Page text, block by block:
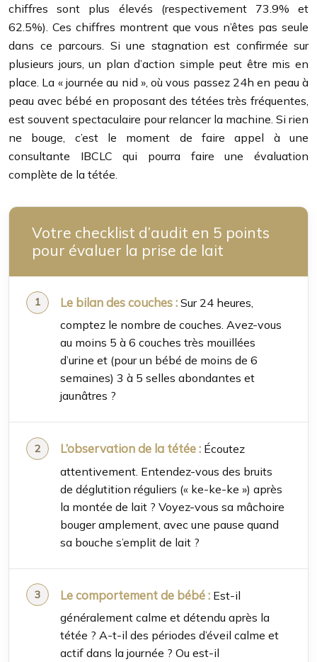
chiffres sont plus élevés (respectivement 73.9% et
62.5%). Ces chiffres montrent que vous n’êtes pas seule
dans ce parcours. Si une stagnation est confirmée sur
plusieurs jours, un plan d’action simple peut être mis en
place. La « journée au nid », où vous passez 24h en peau à
peau avec bébé en proposant des tétées très fréquentes,
est souvent spectaculaire pour relancer la machine. Si rien
ne bouge, c’est le moment de faire appel à une
consultante IBCLC qui pourra faire une évaluation
complète de la tétée.
Votre checklist d’audit en 5 points
pour évaluer la prise de lait
Le bilan des couches : Sur 24 heures,
comptez le nombre de couches. Avez-vous
au moins 5 à 6 couches très mouillées
d’urine et (pour un bébé de moins de 6
semaines) 3 à 5 selles abondantes et
jaunâtres ?
L’observation de la tétée : Écoutez
attentivement. Entendez-vous des bruits
de déglutition réguliers (« ke-ke-ke ») après
la montée de lait ? Voyez-vous sa mâchoire
bouger amplement, avec une pause quand
sa bouche s’emplit de lait ?
Le comportement de bébé : Est-il
généralement calme et détendu après la
tétée ? A-t-il des périodes d’éveil calme et
actif dans la journée ? Ou est-il